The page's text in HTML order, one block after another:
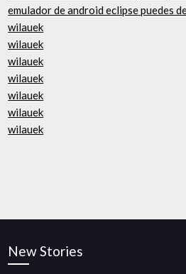
emulador de android eclipse puedes
wilauek
wilauek
wilauek
wilauek
wilauek
wilauek
wilauek
New Stories